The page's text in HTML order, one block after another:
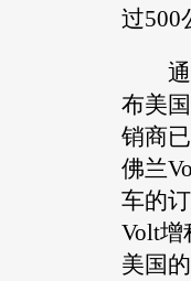
过500
布美
销商
佛兰
车的
Volt增
美国